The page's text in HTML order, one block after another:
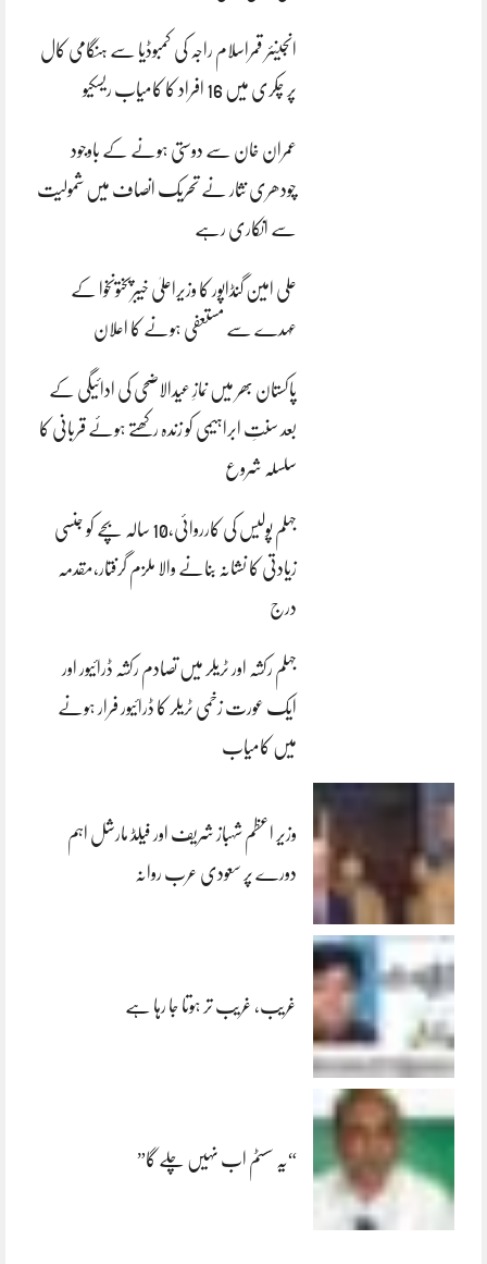
انجینئر قمراسلام راجہ کی کمبوڈیا سے ہنگامی کال
پر چکری میں 16 افراد کا کامیاب ریسکیو
عمران خان سے دوستی ہونے کے باوجود
چودھری نثار نے تحریک انصاف میں شمولیت
سے انکاری رہے
علی امین گنڈاپور کا وزیراعلیٰ خیبرپختونخوا کے
عہدے سے مستعفی ہونے کا اعلان
پاکستان بھر میں نمازِ عیدالاضحی کی ادائیگی کے
بعد سنتِ ابراہیمی کو زندہ رکھتے ہوئے قربانی کا
سلسلہ شروع
جہلم پولیس کی کارروائی،10 سالہ بچے کو جنسی
زیادتی کا نشانہ بنانے والا ملزم گرفتار،مقدمہ
درج
جہلم رکشہ اور ٹریلر میں تصادم رکشہ ڈرائیور اور
ایک عورت زخمی ٹریلر کا ڈرائیور فرار ہونے
میں کامیاب
وزیر اعظم شہباز شریف اور فیلڈ مارشل اہم
دورے پر سعودی عرب روانہ
غریب، غریب تر ہوتا جا رہا ہے
“یہ سسٹم اب نہیں چلے گا”